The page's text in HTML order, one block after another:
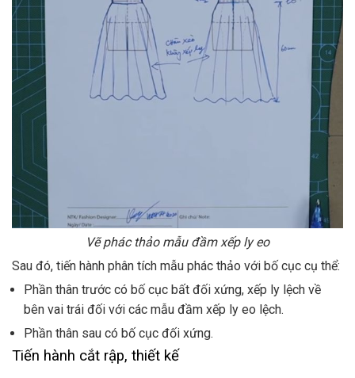
Vẽ phác thảo mẫu đầm xếp ly eo
Sau đó, tiến hành phân tích mẫu phác thảo với bố cục cụ thể:
Phần thân trước có bố cục bất đối xứng, xếp ly lệch về
bên vai trái đối với các mẫu đầm xếp ly eo lệch.
Phần thân sau có bố cục đối xứng.
Tiến hành cắt rập, thiết kế